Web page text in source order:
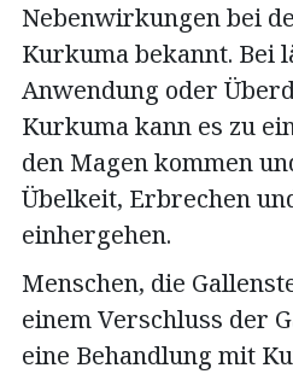
Nebenwirkungen bei
Kurkuma bekannt. Bei
Anwendung oder
Kurkuma kann es zu
den Magen kommen
Übelkeit, Erbrechen
einhergehen.
Menschen, die
einem Verschluss der
eine Behandlung mit